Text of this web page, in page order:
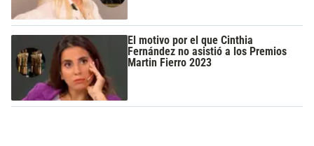
El motivo por el que Cinthia
Fernández no asistió a los Premios
Martin Fierro 2023